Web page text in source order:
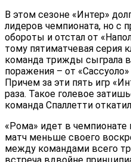
В этом сезоне «Интер»
лидеров чемпионата, но с
обороты и отстал от
тому пятиматчевая серия
команда трижды сыграла
поражения – от «Сассуоло»
Причем за эти пять игр
раза. Такое голевое
команда Спаллетти
«Рома» идет в чемпионате
матч меньше своего
между командами всего